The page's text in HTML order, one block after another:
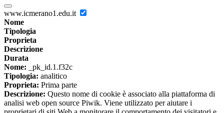
www.icmerano1.edu.it
Nome
Tipologia
Proprieta
Descrizione
Durata
Nome: _pk_id.1.f32c
Tipologia: analitico
Proprieta: Prima parte
Descrizione: Questo nome di cookie è associato alla piattaforma di
analisi web open source Piwik. Viene utilizzato per aiutare i